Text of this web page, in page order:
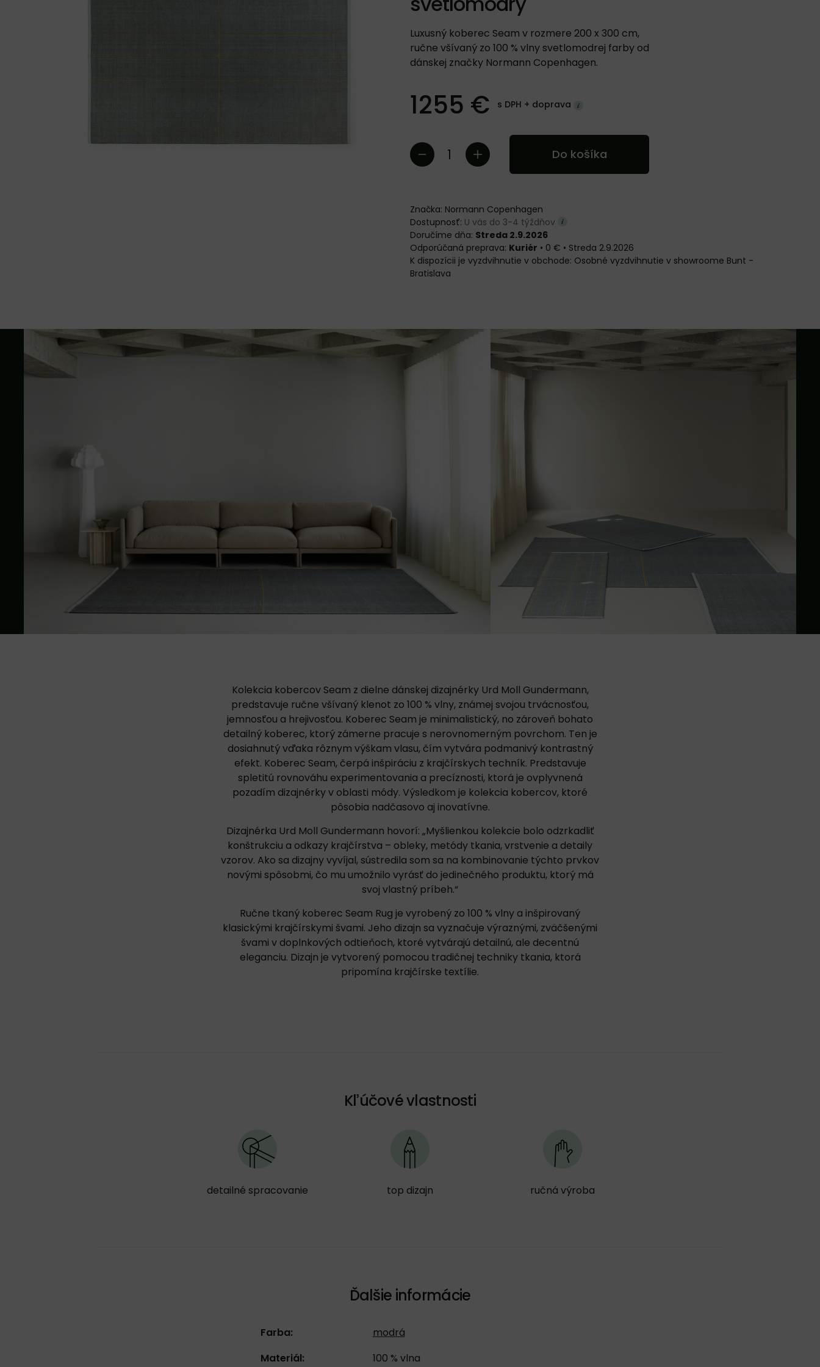
Luxusný koberec Seam v rozmere 200 x 300 cm,
ručne všívaný zo 100 % vlny svetlomodrej farby od
dánskej značky Normann Copenhagen.
1255 € s DPH + doprava
Do košíka
Značka: Normann Copenhagen
Dostupnosť: U vás do 3-4 týždňov
Doručíme dňa: Streda 2.9.2026
Kuriér • 0 € • Streda 2.9.2026
Osobné vyzdvihnutie v showroome Bunt -
Bratislava
Kolekcia kobercov Seam z dielne dánskej dizajnérky Urd Moll Gundermann,
predstavuje ručne všívaný klenot zo 100 % vlny, známej svojou trvácnosťou,
jemnosťou a hrejivosťou. Koberec Seam je minimalistický, no zároveň bohato
detailný koberec, ktorý zámerne pracuje s nerovnomerným povrchom. Ten je
dosiahnutý vďaka rôznym výškam vlasu, čím vytvára podmanivý kontrastný
efekt. Koberec Seam, čerpá inšpiráciu z krajčírskych techník. Predstavuje
spletitú rovnováhu experimentovania a precíznosti, ktorá je ovplyvnená
pozadím dizajnérky v oblasti módy. Výsledkom je kolekcia kobercov, ktoré
pôsobia nadčasovo aj inovatívne.
Dizajnérka Urd Moll Gundermann hovorí: „Myšlienkou kolekcie bolo odzrkadliť
konštrukciu a odkazy krajčírstva – obleky, metódy tkania, vrstvenie a detaily
vzorov. Ako sa dizajny vyvíjal, sústredila som sa na kombinovanie týchto prvkov
novými spôsobmi, čo mu umožnilo vyrásť do jedinečného produktu, ktorý má
svoj vlastný príbeh.“
Ručne tkaný koberec Seam Rug je vyrobený zo 100 % vlny a inšpirovaný
klasickými krajčírskymi švami. Jeho dizajn sa vyznačuje výraznými, zväčšenými
švami v doplnkových odtieňoch, ktoré vytvárajú detailnú, ale decentnú
eleganciu. Dizajn je vytvorený pomocou tradičnej techniky tkania, ktorá
pripomína krajčírske textílie.
Kľúčové vlastnosti
detailné spracovanie top dizajn ručná výroba
Ďalšie informácie
Farba:
modrá
Materiál:
100 % vlna